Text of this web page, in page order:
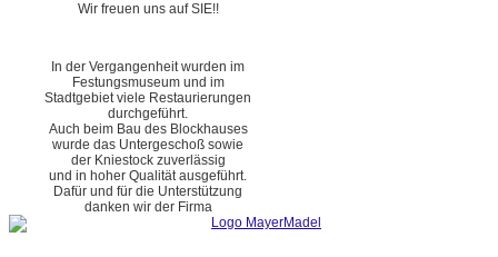
Wir freuen uns auf SIE!!
In der Vergangenheit wurden im
Festungsmuseum und im
Stadtgebiet viele Restaurierungen
durchgeführt.
Auch beim Bau des Blockhauses
wurde das Untergeschoß sowie
der Kniestock zuverlässig
und in hoher Qualität ausgeführt.
Dafür und für die Unterstützung
danken wir der Firma